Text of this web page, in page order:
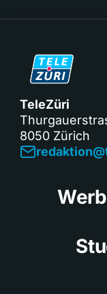
TeleZüri
8050 Zürich